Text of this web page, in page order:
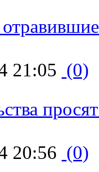
21:05 (0)
20:56 (0)